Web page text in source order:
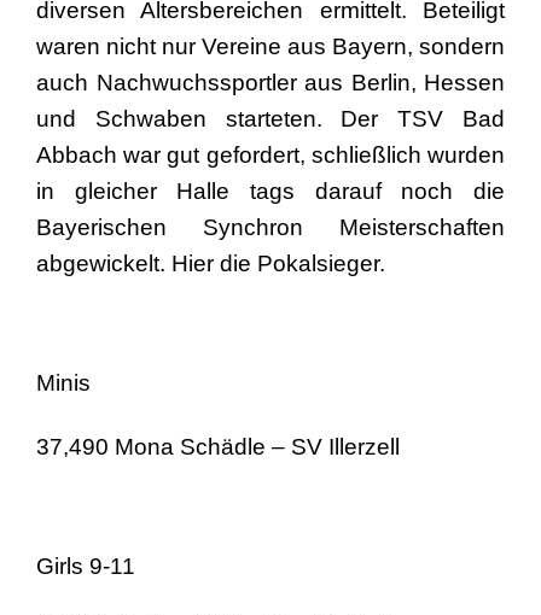
diversen Altersbereichen ermittelt. Beteiligt
waren nicht nur Vereine aus Bayern, sondern
auch Nachwuchssportler aus Berlin, Hessen
und Schwaben starteten. Der TSV Bad
Abbach war gut gefordert, schließlich wurden
in gleicher Halle tags darauf noch die
Bayerischen Synchron Meisterschaften
abgewickelt. Hier die Pokalsieger.
Minis
37,490 Mona Schädle – SV Illerzell
Girls 9-11